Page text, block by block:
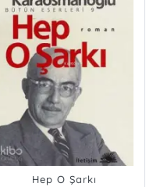
Hep O Şarkı